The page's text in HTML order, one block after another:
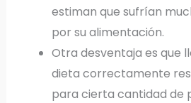
estiman que sufrían
por su alimentación.
Otra desventaja es que
dieta correctamente
para cierta cantidad de